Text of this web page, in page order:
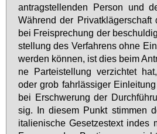
an­trag­stel­len­den Per­son und
Wäh­rend der Pri­vat­klä­ger­schaft
bei Frei­spre­chung der
stel­lung des Ver­fah­rens oh­ne
wer­den kön­nen, ist dies beim
ne Par­tei­stel­lung ver­zich­tet
oder grob fahr­läs­si­ger
bei Er­schwe­rung der
sig. In die­sem Punkt stim­men
ita­lie­ni­sche Ge­set­zes­text in­des